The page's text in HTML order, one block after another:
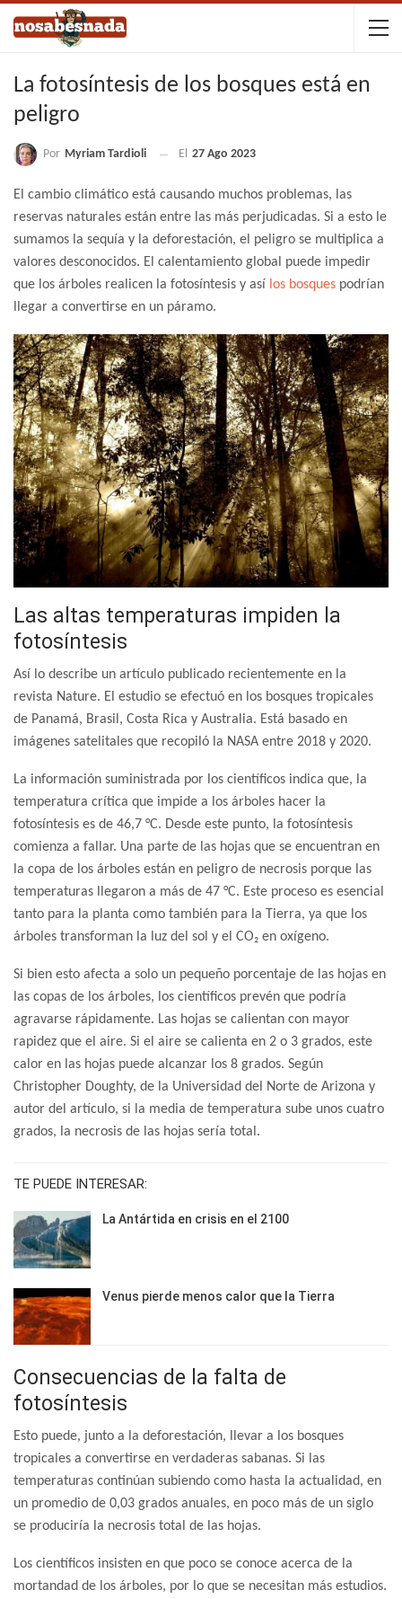
La fotosíntesis de los bosques está en
peligro
Por Myriam Tardioli El 27 Ago 2023
El cambio climático está causando muchos problemas, las
reservas naturales están entre las más perjudicadas. Si a esto le
sumamos la sequía y la deforestación, el peligro se multiplica a
valores desconocidos. El calentamiento global puede impedir
que los árboles realicen la fotosíntesis y así los bosques podrían
llegar a convertirse en un páramo.
Las altas temperaturas impiden la
fotosíntesis
Así lo describe un artículo publicado recientemente en la
revista Nature. El estudio se efectuó en los bosques tropicales
de Panamá, Brasil, Costa Rica y Australia. Está basado en
imágenes satelitales que recopiló la NASA entre 2018 y 2020.
La información suministrada por los científicos indica que, la
temperatura crítica que impide a los árboles hacer la
fotosíntesis es de 46,7 °C. Desde este punto, la fotosíntesis
comienza a fallar. Una parte de las hojas que se encuentran en
la copa de los árboles están en peligro de necrosis porque las
temperaturas llegaron a más de 47 °C. Este proceso es esencial
tanto para la planta como también para la Tierra, ya que los
árboles transforman la luz del sol y el CO₂ en oxígeno.
Si bien esto afecta a solo un pequeño porcentaje de las hojas en
las copas de los árboles, los científicos prevén que podría
agravarse rápidamente. Las hojas se calientan con mayor
rapidez que el aire. Si el aire se calienta en 2 o 3 grados, este
calor en las hojas puede alcanzar los 8 grados. Según
Christopher Doughty, de la Universidad del Norte de Arizona y
autor del artículo, si la media de temperatura sube unos cuatro
grados, la necrosis de las hojas sería total.
TE PUEDE INTERESAR:
La Antártida en crisis en el 2100
Venus pierde menos calor que la Tierra
Consecuencias de la falta de
fotosíntesis
Esto puede, junto a la deforestación, llevar a los bosques
tropicales a convertirse en verdaderas sabanas. Si las
temperaturas continúan subiendo como hasta la actualidad, en
un promedio de 0,03 grados anuales, en poco más de un siglo
se produciría la necrosis total de las hojas.
Los científicos insisten en que poco se conoce acerca de la
mortandad de los árboles, por lo que se necesitan más estudios.